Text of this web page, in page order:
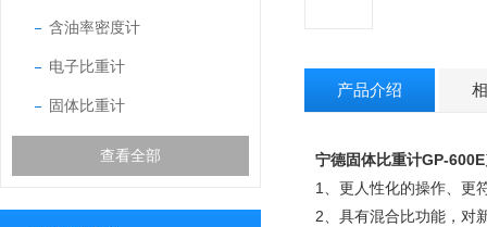
含油率密度计
电子比重计
固体比重计
查看全部
产品介绍
宁德固体比重计GP-600E
1、更人性化的操作、更
2、具有混合比功能，对